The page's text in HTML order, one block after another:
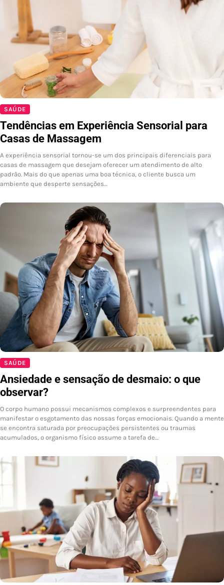
SAÚDE
Tendências em Experiência Sensorial para
Casas de Massagem
A experiência sensorial tornou-se um dos principais diferenciais para
casas de massagem que desejam oferecer um atendimento de alto
padrão. Mais do que apenas uma boa técnica, o cliente busca um
ambiente que desperte sensações…
SAÚDE
Ansiedade e sensação de desmaio: o que
observar?
O corpo humano possui mecanismos complexos e surpreendentes para
manifestar o esgotamento das nossas forças emocionais. Quando a mente
se encontra saturada por preocupações persistentes ou traumas
acumulados, o organismo físico assume a tarefa de…